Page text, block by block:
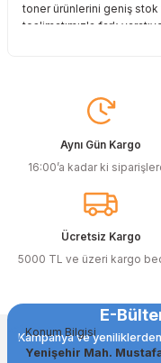
toner ürünlerini geniş stok
teslimatımızla fark
istiyorsunuz? O halde
Muadil toner ürünlerimiz,
sunacak şekilde test
vermeden bütçenizi
baskılar yapan işletmeler
akıllı yollarından biri!
Orjinal Kartuşun
kartuş kullanımı oldukça
doğru renk tonlarını ve
siparişinizde %100
ömrünü uzatıyoruz.
Aynı Gün Kargo
16:00’a kadar ki
Ücretsiz Kargo
5000 TL ve üzeri kargo
E-
Kampanya ve
Konum Bilgisi
Yenişehir Mah.